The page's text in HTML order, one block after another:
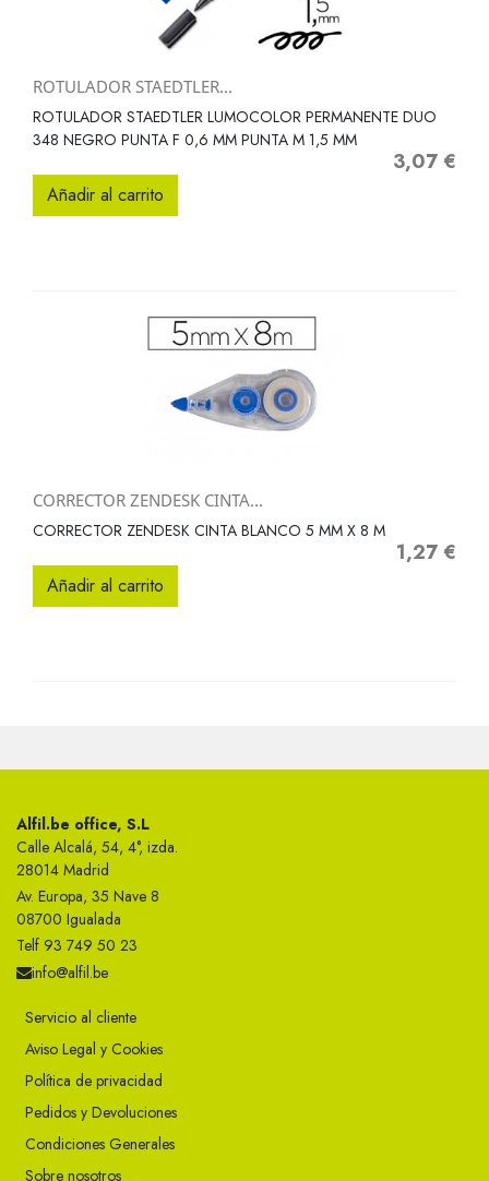
ROTULADOR STAEDTLER...
ROTULADOR STAEDTLER LUMOCOLOR PERMANENTE DUO
348 NEGRO PUNTA F 0,6 MM PUNTA M 1,5 MM
Precio
3,07 €
Añadir al carrito
CORRECTOR ZENDESK CINTA...
CORRECTOR ZENDESK CINTA BLANCO 5 MM X 8 M
Precio
1,27 €
Añadir al carrito
Alfil.be office, S.L
Calle Alcalá, 54, 4°, izda.
28014 Madrid
Av. Europa, 35 Nave 8
08700 Igualada
Telf 93 749 50 23
info@alfil.be
Servicio al cliente
Aviso Legal y Cookies
Política de privacidad
Pedidos y Devoluciones
Condiciones Generales
Sobre nosotros